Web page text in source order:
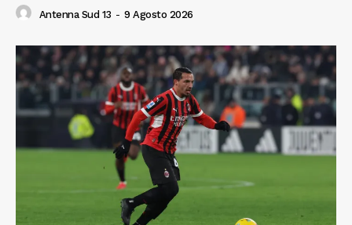
Antenna Sud 13 - 9 Agosto 2026